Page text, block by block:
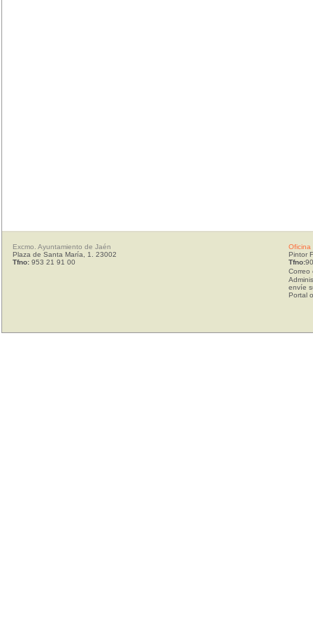
Excmo. Ayuntamiento de Jaén
Plaza de Santa María, 1. 23002
Tfno: 953 21 91 00
Oficina
Pintor
Tfno:
Correo
envíe
Portal